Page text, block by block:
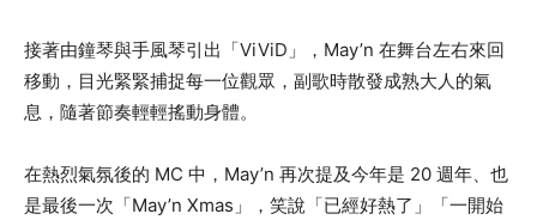
接著由鐘琴與手風琴引出「ViViD」，May’n 在舞台左右來回
移動，目光緊緊捕捉每一位觀眾，副歌時散發成熟大人的氣
息，隨著節奏輕輕搖動身體。
在熱烈氣氛後的 MC 中，May’n 再次提及今年是 20 週年、也
是最後一次「May’n Xmas」，笑說「已經好熱了」「一開始